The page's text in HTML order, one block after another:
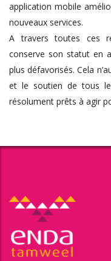
application mobile
nouveaux services.
A travers toutes ces
conserve son statut en
plus défavorisés. Cela
et le soutien de tous
résolument prêts à agir